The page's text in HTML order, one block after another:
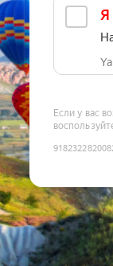
Если у вас